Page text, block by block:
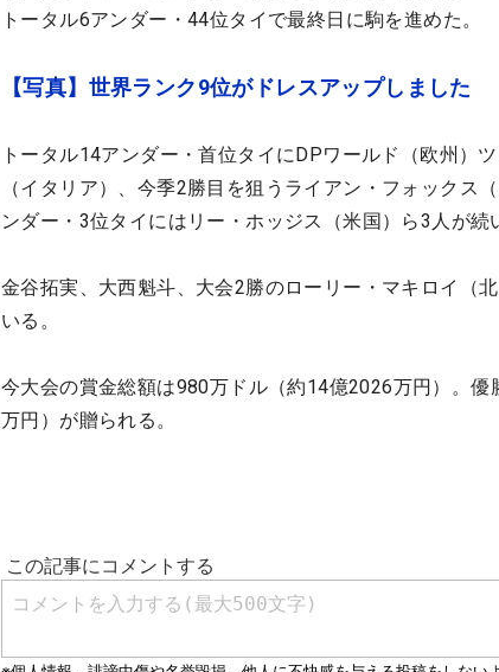
トータル6アンダー・44位タイで最終日に駒を進めた。
【写真】世界ランク9位がドレスアップしました
トータル14アンダー・首位タイにDPワールド（欧州）
（イタリア）、今季2勝目を狙うライアン・フォックス
ンダー・3位タイにはリー・ホッジス（米国）ら3人が続
金谷拓実、大西魁斗、大会2勝のローリー・マキロイ（
いる。
今大会の賞金総額は980万ドル（約14億2026万円）。
万円）が贈られる。